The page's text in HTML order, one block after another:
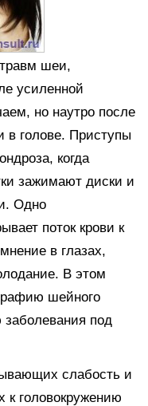
шеи,
усиленной
но наутро после
в голове. Приступы
когда
зажимают диски и
Одно
поток крови к
в глазах,
В этом
шейного
заболевания под
слабость и
головокружению